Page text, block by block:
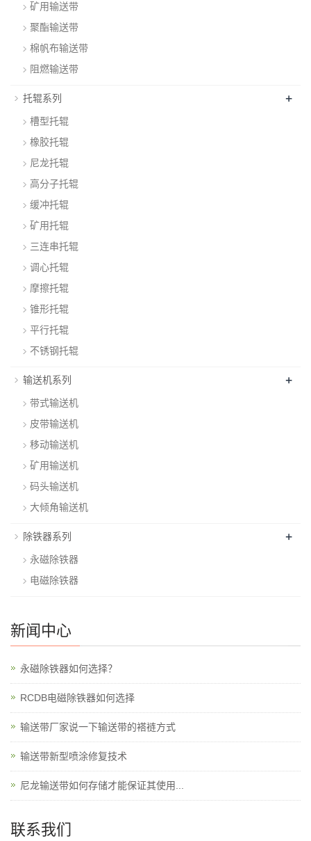
矿用输送带
聚酯输送带
棉帆布输送带
阻燃输送带
托辊系列 +
槽型托辊
橡胶托辊
尼龙托辊
高分子托辊
缓冲托辊
矿用托辊
三连串托辊
调心托辊
摩擦托辊
锥形托辊
平行托辊
不锈钢托辊
输送机系列 +
带式输送机
皮带输送机
移动输送机
矿用输送机
码头输送机
大倾角输送机
除铁器系列 +
永磁除铁器
电磁除铁器
新闻中心
永磁除铁器如何选择？
RCDB电磁除铁器如何选择
输送带厂家说一下输送带的褡裢方式
输送带新型喷涂修复技术
尼龙输送带如何存储才能保证其使用...
联系我们